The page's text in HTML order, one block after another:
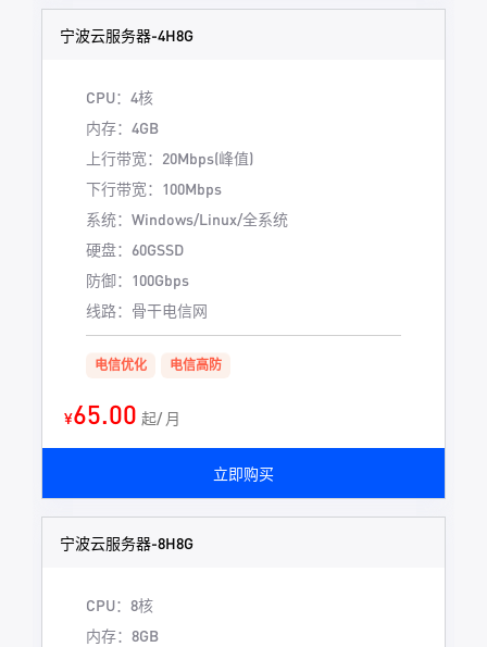
宁波云服务器-4H8G
CPU：4核
内存：4GB
上行带宽：20Mbps(峰值)
下行带宽：100Mbps
系统：Windows/Linux/全系统
硬盘：60GSSD
防御：100Gbps
线路：骨干电信网
电信优化 电信高防
¥65.00 起/ 月
立即购买
宁波云服务器-8H8G
CPU：8核
内存：8GB